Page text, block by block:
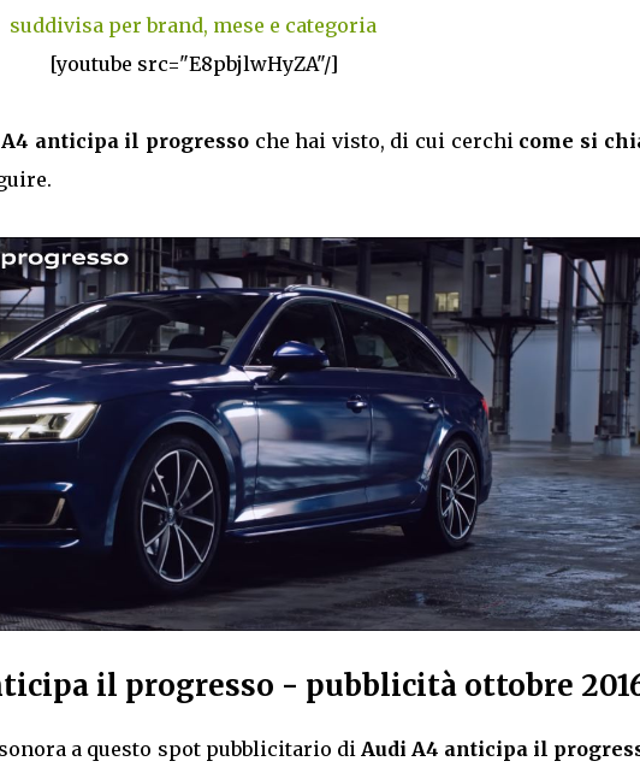
suddivisa per brand, mese e categoria
[youtube src="E8pbjlwHyZA"/]
anticipa il progresso che hai visto, di cui cerchi come si
il progresso - pubblicità ottobre
a questo spot pubblicitario di Audi A4 anticipa il